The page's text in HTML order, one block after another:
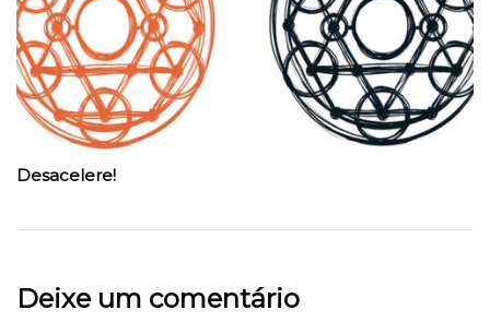
Desacelere!
Deixe um comentário